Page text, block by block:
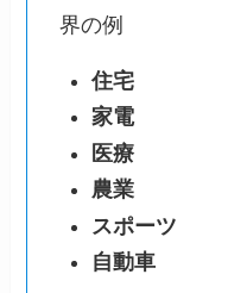
界の例
住宅
家電
医療
農業
スポーツ
自動車